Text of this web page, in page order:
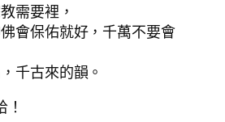
需要裡，
會保佑就好，千萬不要會
千古來的韻。